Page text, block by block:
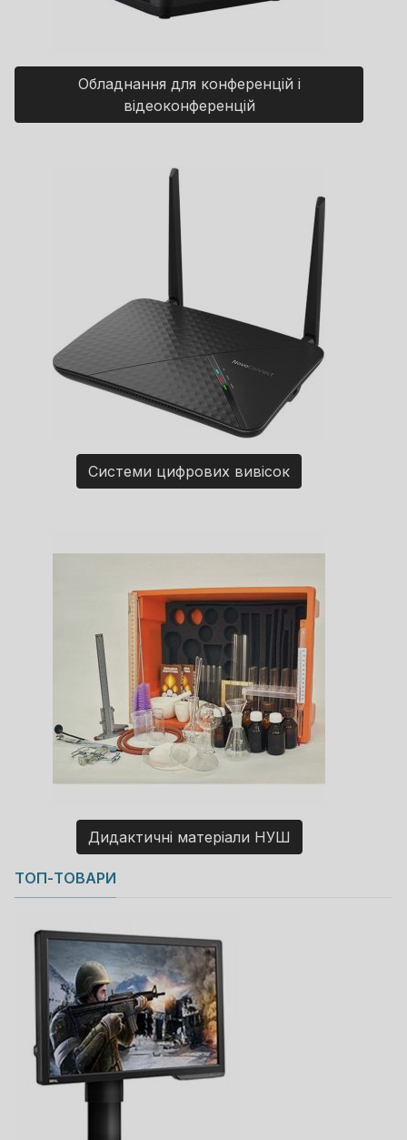
Обладнання для конференцій і
відеоконференцій
Системи цифрових вивісок
Дидактичні матеріали НУШ
Copyright MAXXmarketing GmbH
JoomShopping Download & Support
ТОП-ТОВАРИ